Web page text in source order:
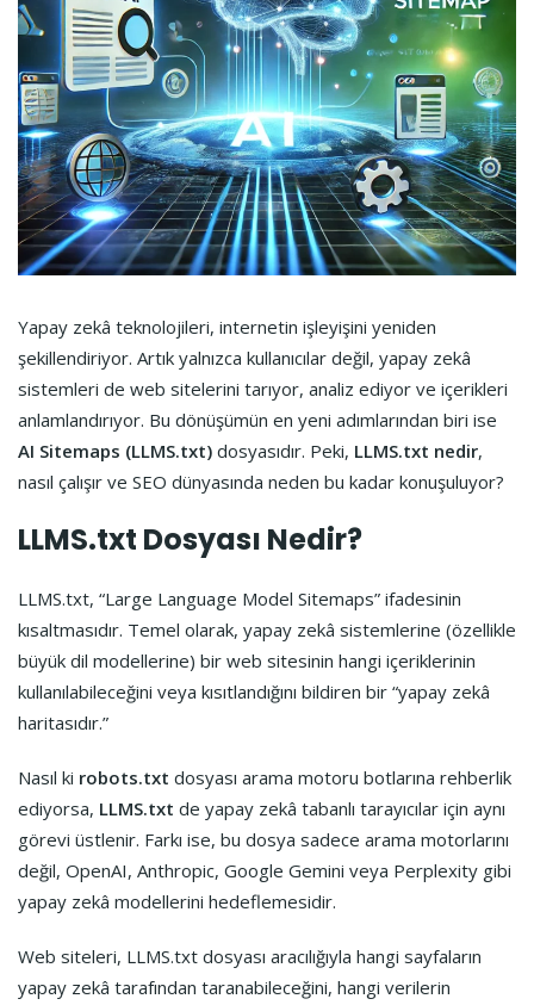
Yapay zekâ teknolojileri, internetin işleyişini yeniden
şekillendiriyor. Artık yalnızca kullanıcılar değil, yapay zekâ
sistemleri de web sitelerini tarıyor, analiz ediyor ve içerikleri
anlamlandırıyor. Bu dönüşümün en yeni adımlarından biri ise
AI Sitemaps (LLMS.txt) dosyasıdır. Peki, LLMS.txt nedir,
nasıl çalışır ve SEO dünyasında neden bu kadar konuşuluyor?
LLMS.txt Dosyası Nedir?
LLMS.txt, “Large Language Model Sitemaps” ifadesinin
kısaltmasıdır. Temel olarak, yapay zekâ sistemlerine (özellikle
büyük dil modellerine) bir web sitesinin hangi içeriklerinin
kullanılabileceğini veya kısıtlandığını bildiren bir “yapay zekâ
haritasıdır.”
Nasıl ki robots.txt dosyası arama motoru botlarına rehberlik
ediyorsa, LLMS.txt de yapay zekâ tabanlı tarayıcılar için aynı
görevi üstlenir. Farkı ise, bu dosya sadece arama motorlarını
değil, OpenAI, Anthropic, Google Gemini veya Perplexity gibi
yapay zekâ modellerini hedeflemesidir.
Web siteleri, LLMS.txt dosyası aracılığıyla hangi sayfaların
yapay zekâ tarafından taranabileceğini, hangi verilerin